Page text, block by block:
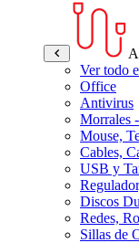
Ver todo
Office
Antivirus
Morrales
Mouse,
Cables,
USB y
Discos
Redes,
Sillas de